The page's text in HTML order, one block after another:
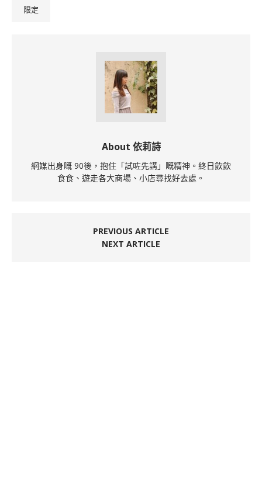
限定
About 依莉詩
網媒出身嘅 90後，抱住「試咗先講」嘅精神。終日飲飲
食食、遊走各大商場、小店尋找好去處。
PREVIOUS ARTICLE
NEXT ARTICLE